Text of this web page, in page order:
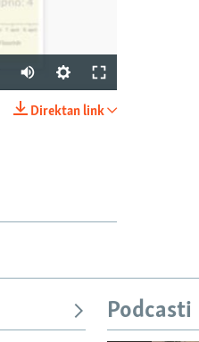
Direktan link
Podcasti